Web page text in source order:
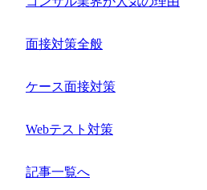
面接対策全般
ケース面接対策
Webテスト対策
記事一覧へ